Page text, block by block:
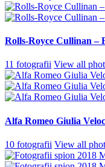
Rolls-Royce Cullinan –
11 fotografii View all
Alfa Romeo Giulia
10 fotografii View all